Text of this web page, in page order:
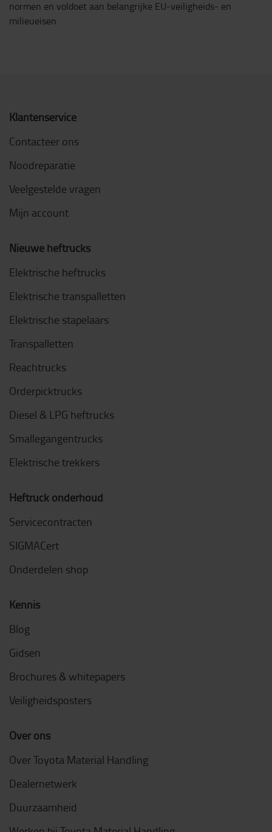
normen en voldoet aan belangrijke EU-veiligheids- en
milieueisen.
Klantenservice
Contacteer ons
Noodreparatie
Veelgestelde vragen
Mijn account
Nieuwe heftrucks
Elektrische heftrucks
Elektrische transpalletten
Elektrische stapelaars
Transpalletten
Reachtrucks
Orderpicktrucks
Diesel & LPG heftrucks
Smallegangentrucks
Elektrische trekkers
Heftruck onderhoud
Servicecontracten
SIGMACert
Onderdelen shop
Kennis
Blog
Gidsen
Brochures & whitepapers
Veiligheidsposters
Over ons
Over Toyota Material Handling
Dealernetwerk
Duurzaamheid